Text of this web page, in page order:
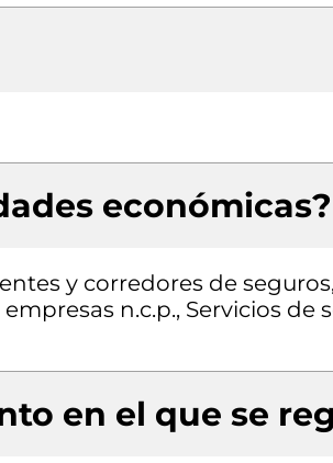
económicas?
y corredores de
n.c.p., Servicios de
en el que se